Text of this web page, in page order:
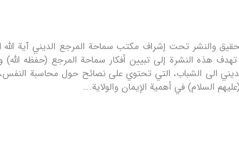
تهدف هذه النشرة إلى تبیین أفكار سماحة المرجع (حفظه
الی الشباب، التي تحتوي علی نصائح حول محاسبة النفس،
السلام) في أهمية الإيمان والولاية.…